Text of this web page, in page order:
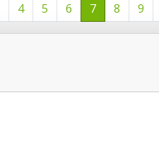
4 5 6 7 8 9